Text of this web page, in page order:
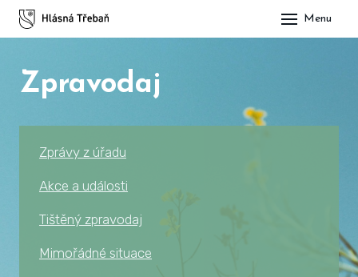
Menu
Zpravodaj
Zprávy z úřadu
Akce a události
Tištěný zpravodaj
Mimořádné situace